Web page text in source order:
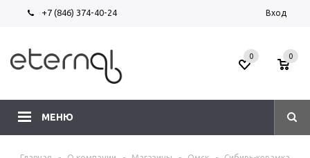
+7 (846) 374-40-24 Вход
МЕНЮ
0 0